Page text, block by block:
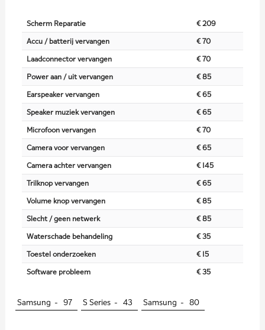
Scherm Reparatie
€ 209
Accu / batterij vervangen
€ 70
Laadconnector vervangen
€ 70
Power aan / uit vervangen
€ 85
Earspeaker vervangen
€ 65
Speaker muziek vervangen
€ 65
Microfoon vervangen
€ 70
Camera voor vervangen
€ 65
Camera achter vervangen
€ 145
Trilknop vervangen
€ 65
Volume knop vervangen
€ 85
Slecht / geen netwerk
€ 85
Waterschade behandeling
€ 35
Toestel onderzoeken
€ 15
Software probleem
€ 35
Samsung - 97 S Series - 43 Samsung - 80